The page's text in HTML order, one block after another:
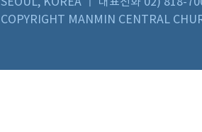
COPYRIGHT MANMIN CENTRAL